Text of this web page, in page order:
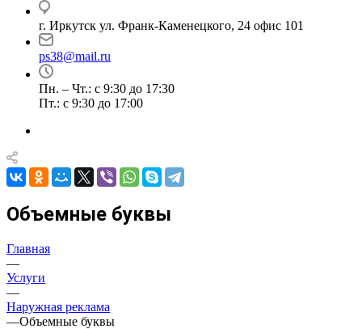
г. Иркутск ул. Франк-Каменецкого, 24 офис 101
ps38@mail.ru
Пн. – Чт.: с 9:30 до 17:30
Пт.: с 9:30 до 17:00
Объемные буквы
Главная
—
Услуги
—
Наружная реклама
—Объемные буквы